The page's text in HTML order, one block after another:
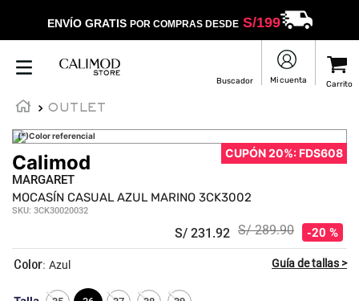
ENVÍO GRATIS POR COMPRAS DESDES/199
OUTLET
(*)Color referencial
CUPÓN 20%: FDS608
Calimod
MARGARET
MOCASÍN CASUAL AZUL MARINO 3CK3002
SKU: 3CK30020032
S/ 231 .92 S/ 289.90 20 %
: Azul